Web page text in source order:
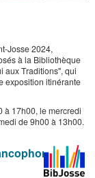
Josse 2024,
à la Bibliothèque
aux Traditions", qui
exposition itinérante
à 17h00, le mercredi
de 9h00 à 13h00.